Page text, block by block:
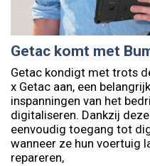
Getac komt met
Getac kondigt met trots
x Getac aan, een
inspanningen van het
digitaliseren. Dankzij
eenvoudig toegang tot
wanneer ze hun voertuig
repareren,